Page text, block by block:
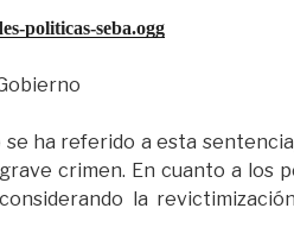
politicas-seba.ogg
ha referido a esta
crimen. En cuanto a los
la